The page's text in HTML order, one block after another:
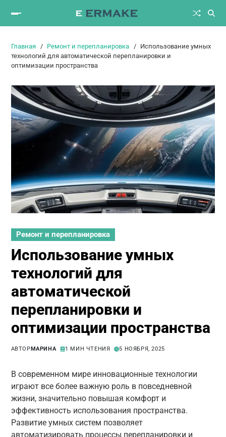
Главная Ремонт и перепланировка
Использование умных
технологий для автоматической перепланировки и
оптимизации пространства
Ремонт и перепланировка
Использование умных
технологий для
автоматической
перепланировки и
оптимизации пространства
АВТОРМАРИНА 1 МИН ЧТЕНИЯ 5 НОЯБРЯ, 2025
В современном мире инновационные технологии
играют все более важную роль в повседневной
жизни, значительно повышая комфорт и
эффективность использования пространства.
Развитие умных систем позволяет
автоматизировать процессы перепланировки и